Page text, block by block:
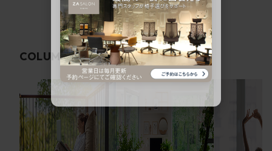
COLUMN関連コラム